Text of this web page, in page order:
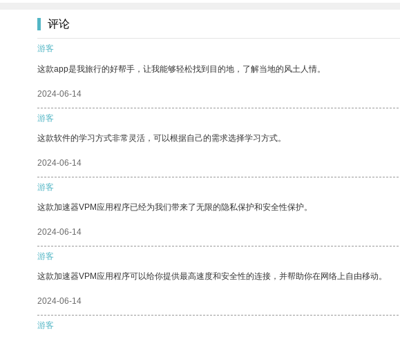
评论
游客
这款app是我旅行的好帮手，让我能够轻松找到目的地，了解当地的风土人情。
2024-06-14
游客
这款软件的学习方式非常灵活，可以根据自己的需求选择学习方式。
2024-06-14
游客
这款加速器VPM应用程序已经为我们带来了无限的隐私保护和安全性保护。
2024-06-14
游客
这款加速器VPM应用程序可以给你提供最高速度和安全性的连接，并帮助你在网络上自由移动。
2024-06-14
游客